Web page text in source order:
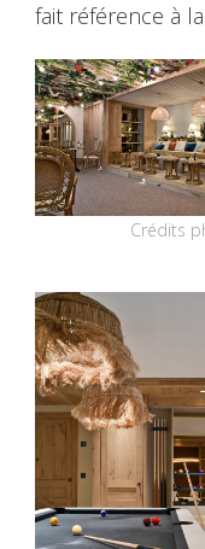
fait référence à
Crédits